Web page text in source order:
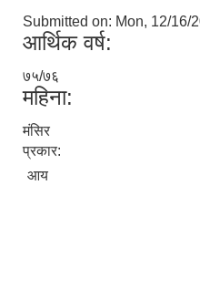
Submitted on: Mon, 12/16/
आर्थिक वर्ष:
७५/७६
महिना:
मंसिर
प्रकार:
आय